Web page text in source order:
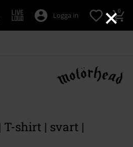
×
Logga in 0
shirt | svart |